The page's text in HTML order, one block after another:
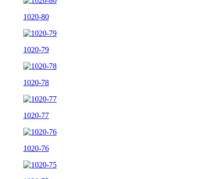
1020-80
1020-79
1020-78
1020-77
1020-76